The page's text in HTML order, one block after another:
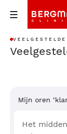
VEELGESTELDE
Mijn oren
Het